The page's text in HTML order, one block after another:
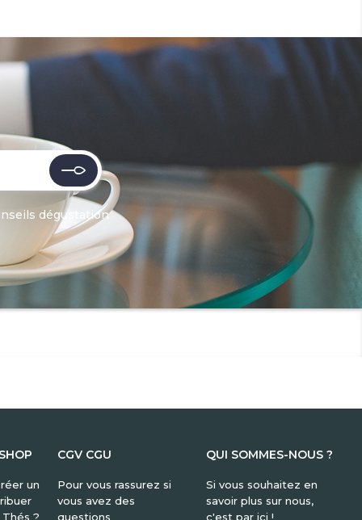
dégustation
un
?
CGV CGU
Pour vous rassurez si
vous avez des
questions
QUI SOMMES-NOUS ?
Si vous souhaitez en
savoir plus sur nous,
c'est par ici !